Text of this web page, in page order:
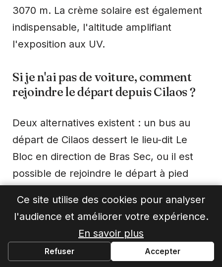
3070 m. La crème solaire est également
indispensable, l'altitude amplifiant
l'exposition aux UV.
Si je n'ai pas de voiture, comment
rejoindre le départ depuis Cilaos ?
Deux alternatives existent : un bus au
départ de Cilaos dessert le lieu-dit Le
Bloc en direction de Bras Sec, ou il est
possible de rejoindre le départ à pied
ascension à la journée avec départ très
tôt, le bus risque de ne pas circuler à
l'heure souhaitée — vérifiez les horaires
en amont et prévoyez un plan B si vous
Ce site utilise des cookies pour analyser
l'audience et améliorer votre expérience.
En savoir plus
Refuser Accepter